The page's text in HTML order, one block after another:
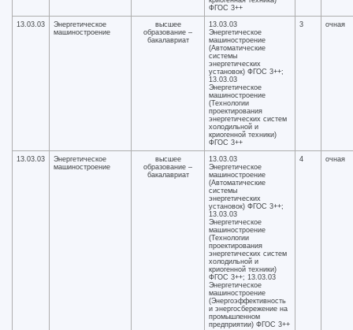
ФГОС 3++
13.03.03
Энергетическое
машиностроение
высшее
образование –
бакалавриат
13.03.03
Энергетическое
машиностроение
(Автоматические
системы
энергетических
установок) ФГОС 3++;
13.03.03
Энергетическое
машиностроение
(Технологии
проектирования
энергетических систем
холодильной и
криогенной техники)
ФГОС 3++
3 очная
13.03.03
Энергетическое
машиностроение
высшее
образование –
бакалавриат
13.03.03
Энергетическое
машиностроение
(Автоматические
системы
энергетических
установок) ФГОС 3++;
13.03.03
Энергетическое
машиностроение
(Технологии
проектирования
энергетических систем
холодильной и
криогенной техники)
ФГОС 3++; 13.03.03
Энергетическое
машиностроение
(Энергоэффективность
и энергосбережение на
промышленном
предприятии) ФГОС 3++
4 очная